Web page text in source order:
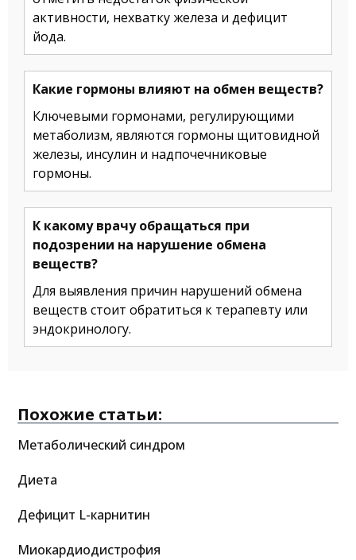
активности, нехватку железа и дефицит
йода.
Какие гормоны влияют на обмен веществ?
Ключевыми гормонами, регулирующими
метаболизм, являются гормоны щитовидной
железы, инсулин и надпочечниковые
гормоны.
К какому врачу обращаться при
подозрении на нарушение обмена
веществ?
Для выявления причин нарушений обмена
веществ стоит обратиться к терапевту или
эндокринологу.
Похожие статьи:
Метаболический синдром
Диета
Дефицит L-карнитин
Миокардиодистрофия